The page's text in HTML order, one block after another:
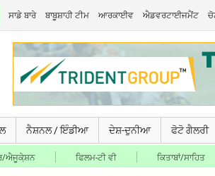
ਸਾਡੇ ਬਾਰੇ ਬਾਬੂਸ਼ਾਹੀ ਟੀਮ ਆਰਕਾਈਵ ਐਡਵਰਟਾਈਜਮੈਂਟ
ਨੈਸ਼ਨਲ / ਇੰਡੀਆ ਦੇਸ਼-ਦੁਨੀਆ ਫੋਟੋ ਗੈਲਰੀ
ਐਜੂਕੇ਼ਸ਼ਨ ਫਿਲਮ-ਟੀ ਵੀ ਕਿਤਾਬਾਂ/ਸਾਹਿਤ